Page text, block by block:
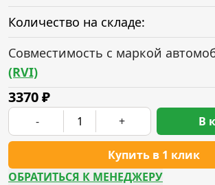
Количество на складе:
Совместимость с маркой
(RVI)
3370₽
- +
Купить в 1 клик
В
ОБРАТИТЬСЯ К МЕНЕДЖЕРУ